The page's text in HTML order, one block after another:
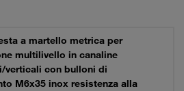
a martello metrica per
multilivello in canaline
verticali con bulloni di
M6x35 inox resistenza alla